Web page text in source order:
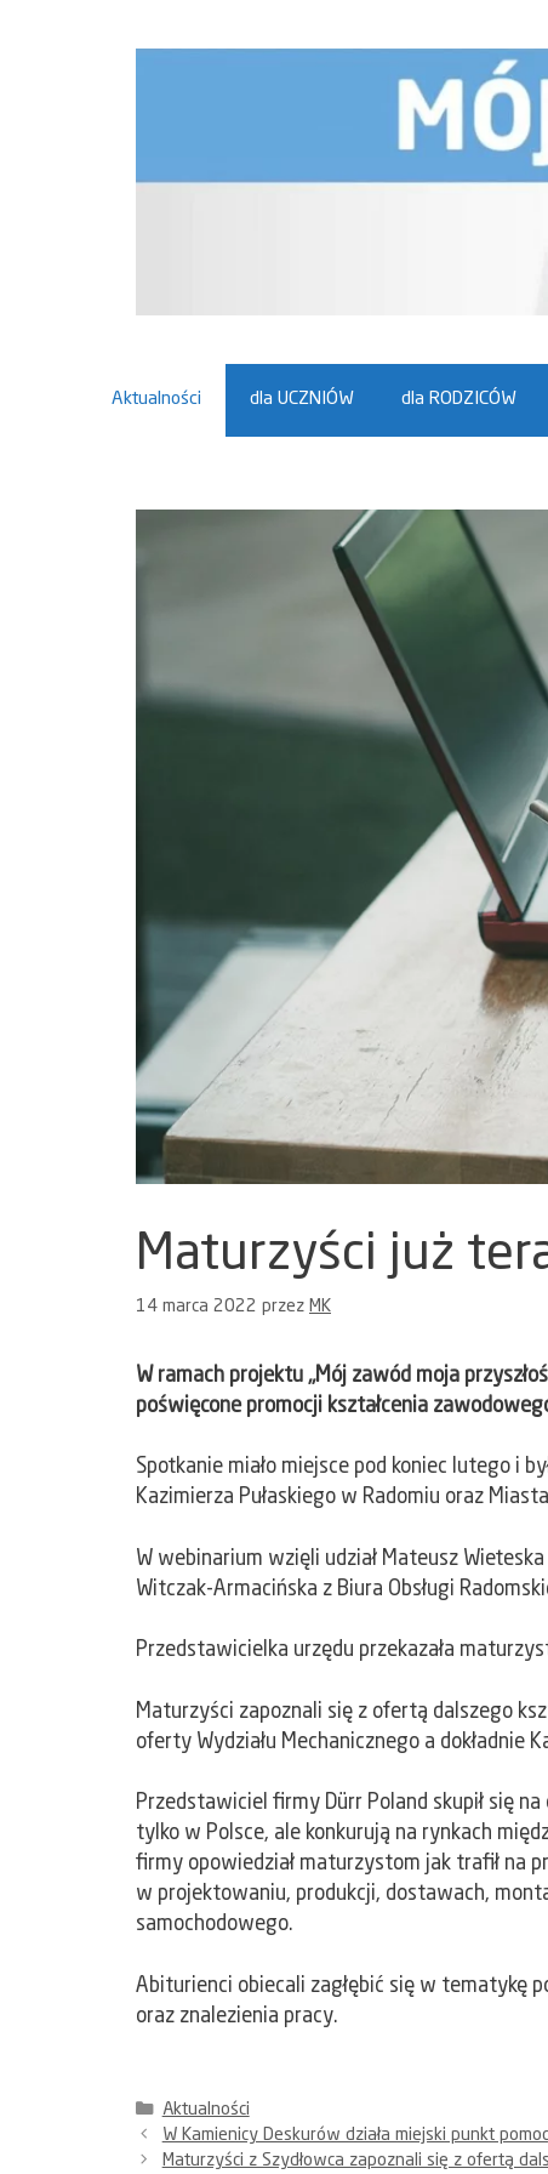
Aktualności dla UCZNIÓW dla RODZICÓW
Maturzyści już
14 marca 2022 przez MK
W ramach projektu „Mój zawód moja
poświęcone promocji kształcenia
Spotkanie miało miejsce pod koniec lutego i
Kazimierza Pułaskiego w Radomiu oraz
W webinarium wzięli udział Mateusz
Witczak-Armacińska z Biura Obsługi
Przedstawicielka urzędu przekazała
Maturzyści zapoznali się z ofertą dalszego
oferty Wydziału Mechanicznego a dokładnie
Przedstawiciel firmy Dürr Poland skupił się
tylko w Polsce, ale konkurują na rynkach
firmy opowiedział maturzystom jak trafił na
w projektowaniu, produkcji, dostawach,
samochodowego.
Abiturienci obiecali zagłębić się w tematykę
oraz znalezienia pracy.
Kategorie
Aktualności
W Kamienicy Deskurów działa miejski punkt
Maturzyści z Szydłowca zapoznali się z ofertą